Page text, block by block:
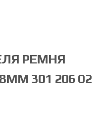
РЕМНЯ
301 206 02